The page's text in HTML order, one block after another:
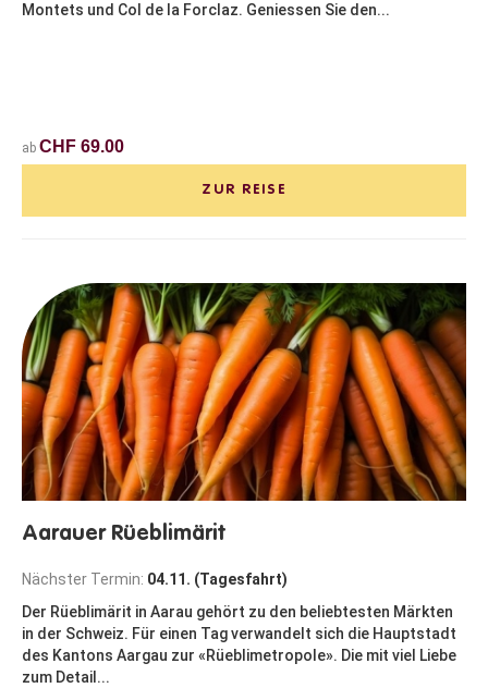
Montets und Col de la Forclaz. Geniessen Sie den...
ab CHF 69.00
ZUR REISE
Aarauer Rüeblimärit
Nächster Termin: 04.11. (Tagesfahrt)
Der Rüeblimärit in Aarau gehört zu den beliebtesten Märkten
in der Schweiz. Für einen Tag verwandelt sich die Hauptstadt
des Kantons Aargau zur «Rüeblimetropole». Die mit viel Liebe
zum Detail...